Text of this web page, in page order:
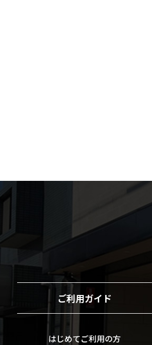
ご利用ガイド
はじめてご利用の方